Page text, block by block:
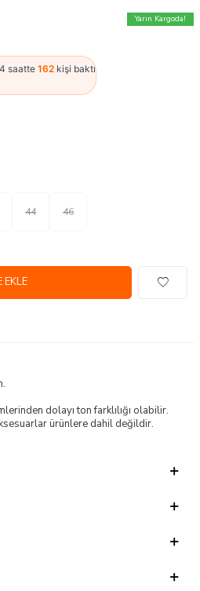
Yarın Kargoda!
saatte 162 kişi baktı
44 46
EKLE
dolayı ton farklılığı olabilir.
ürünlere dahil değildir.